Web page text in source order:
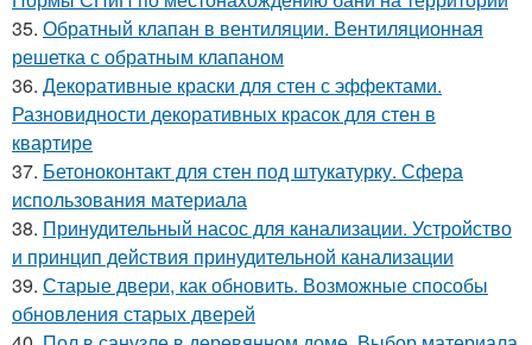
35. Обратный клапан в вентиляции. Вентиляционная
решетка с обратным клапаном
36. Декоративные краски для стен с эффектами.
Разновидности декоративных красок для стен в
квартире
37. Бетоноконтакт для стен под штукатурку. Сфера
использования материала
38. Принудительный насос для канализации. Устройство
и принцип действия принудительной канализации
39. Старые двери, как обновить. Возможные способы
обновления старых дверей